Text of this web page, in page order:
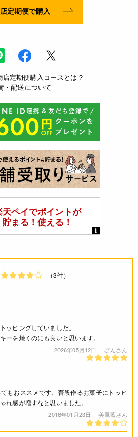
定期便で購入
店定期便購入コースとは？
・配送について
（3件）
ッピングしていました。
ーを焼くのにも良いと思います。
2026年05月12日 ぱんさん
もおススメです、普段作るお菓子にトッピ
れ感が増すなと思いました。
2016年01月23日 美風藍さん